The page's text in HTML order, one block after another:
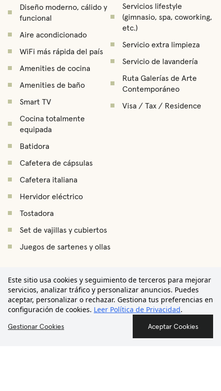
Este sitio usa cookies y seguimiento de terceros para mejorar
servicios, analizar tráfico y personalizar anuncios. Puedes
aceptar, personalizar o rechazar. Gestiona tus preferencias en
configuración de cookies. Leer Política de Privacidad.
Gestionar Cookies Aceptar Cookies
Diseño moderno, cálido y
funcional
Aire acondicionado
WiFi más rápida del país
Amenities de cocina
Amenities de baño
Smart TV
Cocina totalmente
equipada
Batidora
Cafetera de cápsulas
Cafetera italiana
Hervidor eléctrico
Tostadora
Set de vajillas y cubiertos
Juegos de sartenes y ollas
Tabla de planchar
Tendedero
Aspirador
Secador de pelo
Servicios lifestyle
(gimnasio, spa, coworking,
etc.)
Servicio extra limpieza
Servicio de lavandería
Ruta Galerías de Arte
Contemporáneo
Visa / Tax / Residence
Desde €2.750/mes